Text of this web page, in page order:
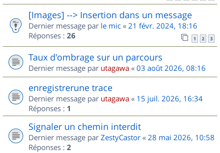
[Images] --> Insertion dans un message
Dernier message par le mic « 21 févr. 2024, 18:16
Réponses : 26 1 2 3
Taux d'ombrage sur un parcours
Dernier message par utagawa « 03 août 2026, 08:16
enregistrerune trace
Dernier message par utagawa « 15 juil. 2026, 16:34
Réponses : 1
Signaler un chemin interdit
Dernier message par ZestyCastor « 28 mai 2026, 10:58
Réponses : 2